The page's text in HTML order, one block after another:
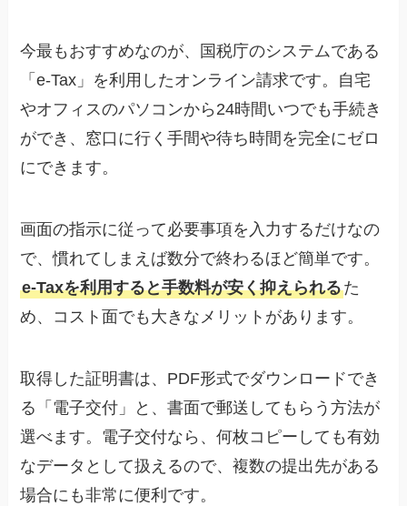
今最もおすすめなのが、国税庁のシステムである
「e-Tax」を利用したオンライン請求です。自宅
やオフィスのパソコンから24時間いつでも手続き
ができ、窓口に行く手間や待ち時間を完全にゼロ
にできます。
画面の指示に従って必要事項を入力するだけなの
で、慣れてしまえば数分で終わるほど簡単です。
e-Taxを利用すると手数料が安く抑えられるた
め、コスト面でも大きなメリットがあります。
取得した証明書は、PDF形式でダウンロードでき
る「電子交付」と、書面で郵送してもらう方法が
選べます。電子交付なら、何枚コピーしても有効
なデータとして扱えるので、複数の提出先がある
場合にも非常に便利です。